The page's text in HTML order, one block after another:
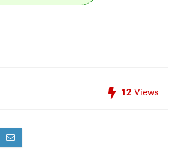
12 Views